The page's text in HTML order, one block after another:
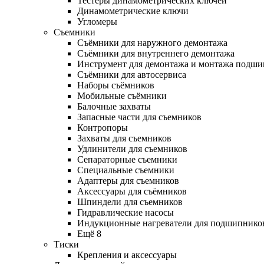
Динамометрические ключи
Угломеры
Съемники
Съёмники для наружного демонтажа
Съёмники для внутреннего демонтажа
Инструмент для демонтажа и монтажа
Съёмники для автосервиса
Наборы съёмников
Мобильные съёмники
Балочные захваты
Запасные части для съемников
Контропоры
Захваты для съемников
Удлинители для съемников
Сепараторные съемники
Специальные съемники
Адаптеры для съемников
Аксессуары для съёмников
Шпиндели для съемников
Гидравлические насосы
Индукционные нагреватели для
Ещё 8
Тиски
Крепления и аксессуары